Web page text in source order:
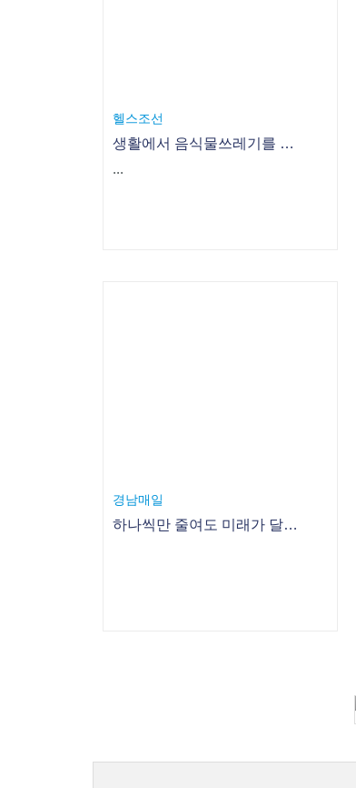
헬스조선
생활에서 음식물쓰레기를 빼세요!
...
경남매일
하나씩만 줄여도 미래가 달라진다